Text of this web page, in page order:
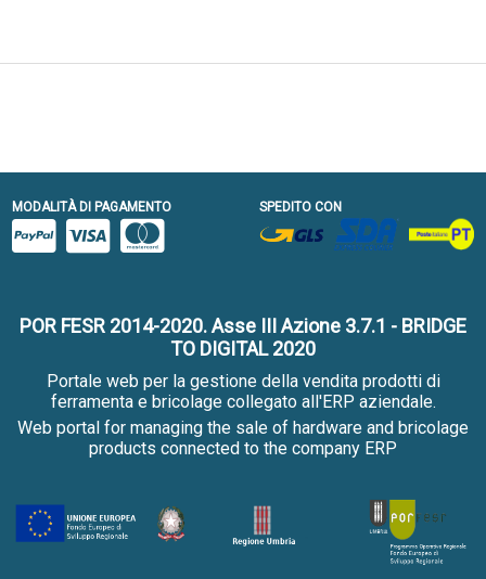
MODALITÀ DI PAGAMENTO SPEDITO CON
POR FESR 2014-2020. Asse III Azione 3.7.1 - BRIDGE
TO DIGITAL 2020
Portale web per la gestione della vendita prodotti di
ferramenta e bricolage collegato all'ERP aziendale.
Web portal for managing the sale of hardware and bricolage
products connected to the company ERP